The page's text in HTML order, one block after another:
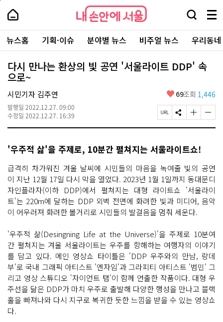
본
로
가
내
손
안
에
서
울
-
서
울
시
대
표
소
통
포
내
손
에
울
검
창
열
기
메
뉴
전
체
보
주
요
서
뉴스홈 기획·이슈 분야별 뉴스 비주얼 뉴스 우리동
다시 만나는 환상의 빛 공연 '서울라이트 DDP' 속
으로~
시민기자 김주연
발행일 2022.12.27. 09:00
수정일 2022.12.27. 16:39
좋
요
69조회 1,446
페
이
R
복
사
S
N
유
기
글
자
크
변
경
하
기
글
자
변
경
하
기
'우주적 삶'을 주제로, 10분간 펼쳐지는 서울라이트쇼!
급격히 차가워진 겨울 날씨에 시민들의 마음을 녹여줄 빛의 공연
이 지난 12월 17일 다시 막을 열었다. 2023년 1월 1일까지 동대문디
자인플라자(이하 DDP)에서 펼쳐지는 대형 라이트쇼 '서울라이
트'는 220m에 달하는 DDP 외벽 전면에 화려한 빛과 미디어, 음악
이 어우러져 화려한 볼거리로 시민들의 발걸음을 멈춰 세운다.
'우주적 삶(Desingning Life at the Universe)'을 주제로 10분여
간 펼쳐지는 겨울 서울라이트는 우주를 항해하는 여행자의 이야기
를 담고 있다. 메인 영상쇼 타이틀은 'DDP 우주와의 만남, 랑데
부'로 국내 그래픽 아티스트 '엔자임'과 그라피티 아티스트 '범민' 그
리고 영상 스튜디오 '자이언트 탭'이 함께 연출한 작품이다. 대형 우
주선을 닮은 DDP가 마치 우주로 출발해 다양한 행성을 만나고 블랙
홀을 빠져나와 다시 지구로 복귀한 듯한 느낌을 받을 수 있는 영상쇼
다.
페
상
단
로